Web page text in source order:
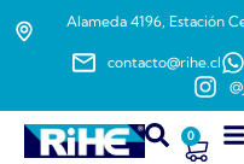
Alameda 4196, Estación
contacto@rihe.cl
0